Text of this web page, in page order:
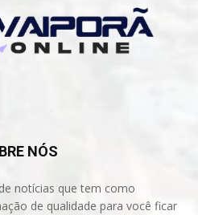
NÓS
notícias que tem como
de qualidade para você ficar